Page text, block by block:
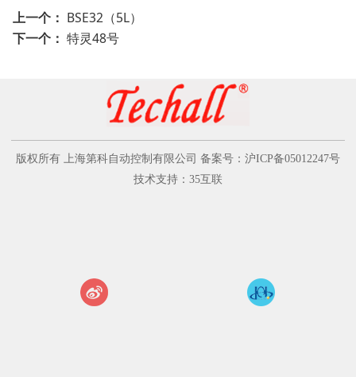
上一个： BSE32（5L）
下一个： 特灵48号
版权所有 上海第科自动控制有限公司 备案号：沪ICP备05012247号
技术支持：35互联